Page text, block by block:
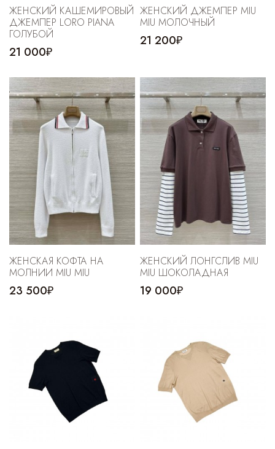
ЖЕНСКИЙ КАШЕМИРОВЫЙ
ДЖЕМПЕР LORO PIANA
ГОЛУБОЙ
21 000₽
ЖЕНСКИЙ ДЖЕМПЕР MIU
MIU МОЛОЧНЫЙ
21 200₽
ЖЕНСКАЯ КОФТА НА
МОЛНИИ MIU MIU
23 500₽
ЖЕНСКИЙ ЛОНГСЛИВ MIU
MIU ШОКОЛАДНАЯ
19 000₽